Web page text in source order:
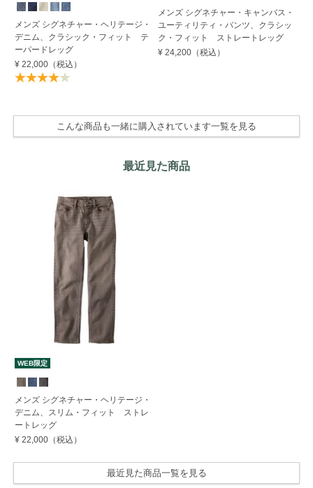
メンズ シグネチャー・ヘリテージ・
デニム、クラシック・フィット テ
ーパードレッグ
¥ 22,000（税込）
メンズ シグネチャー・キャンバス・
ユーティリティ・パンツ、クラシッ
ク・フィット ストレートレッグ
¥ 24,200 （税込）
こんな商品も一緒に購入されています一覧を見る
最近見た商品
WEB限定
メンズ シグネチャー・ヘリテージ・
デニム、スリム・フィット ストレ
ートレッグ
¥ 22,000（税込）
最近見た商品一覧を見る